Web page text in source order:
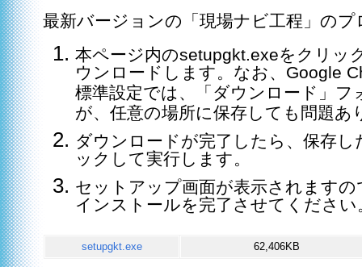
最新バージョンの「現場ナビ工程」の
本ページ内のsetupgkt.exeをクリッ
ウンロードします。なお、Google
標準設定では、「ダウンロード」
が、任意の場所に保存しても問題あ
ダウンロードが完了したら、保存
ックして実行します。
セットアップ画面が表示されます
インストールを完了させてください
setupgkt.exe 62,406KB